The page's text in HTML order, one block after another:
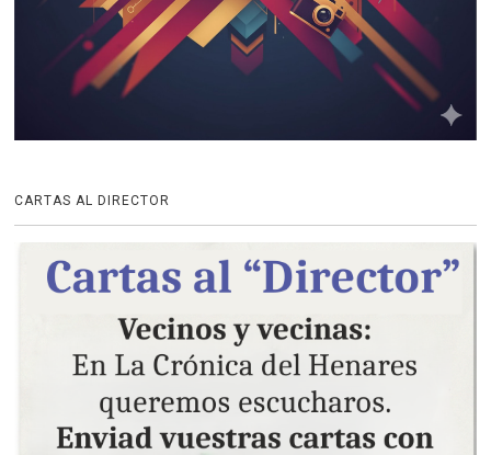
CARTAS AL DIRECTOR